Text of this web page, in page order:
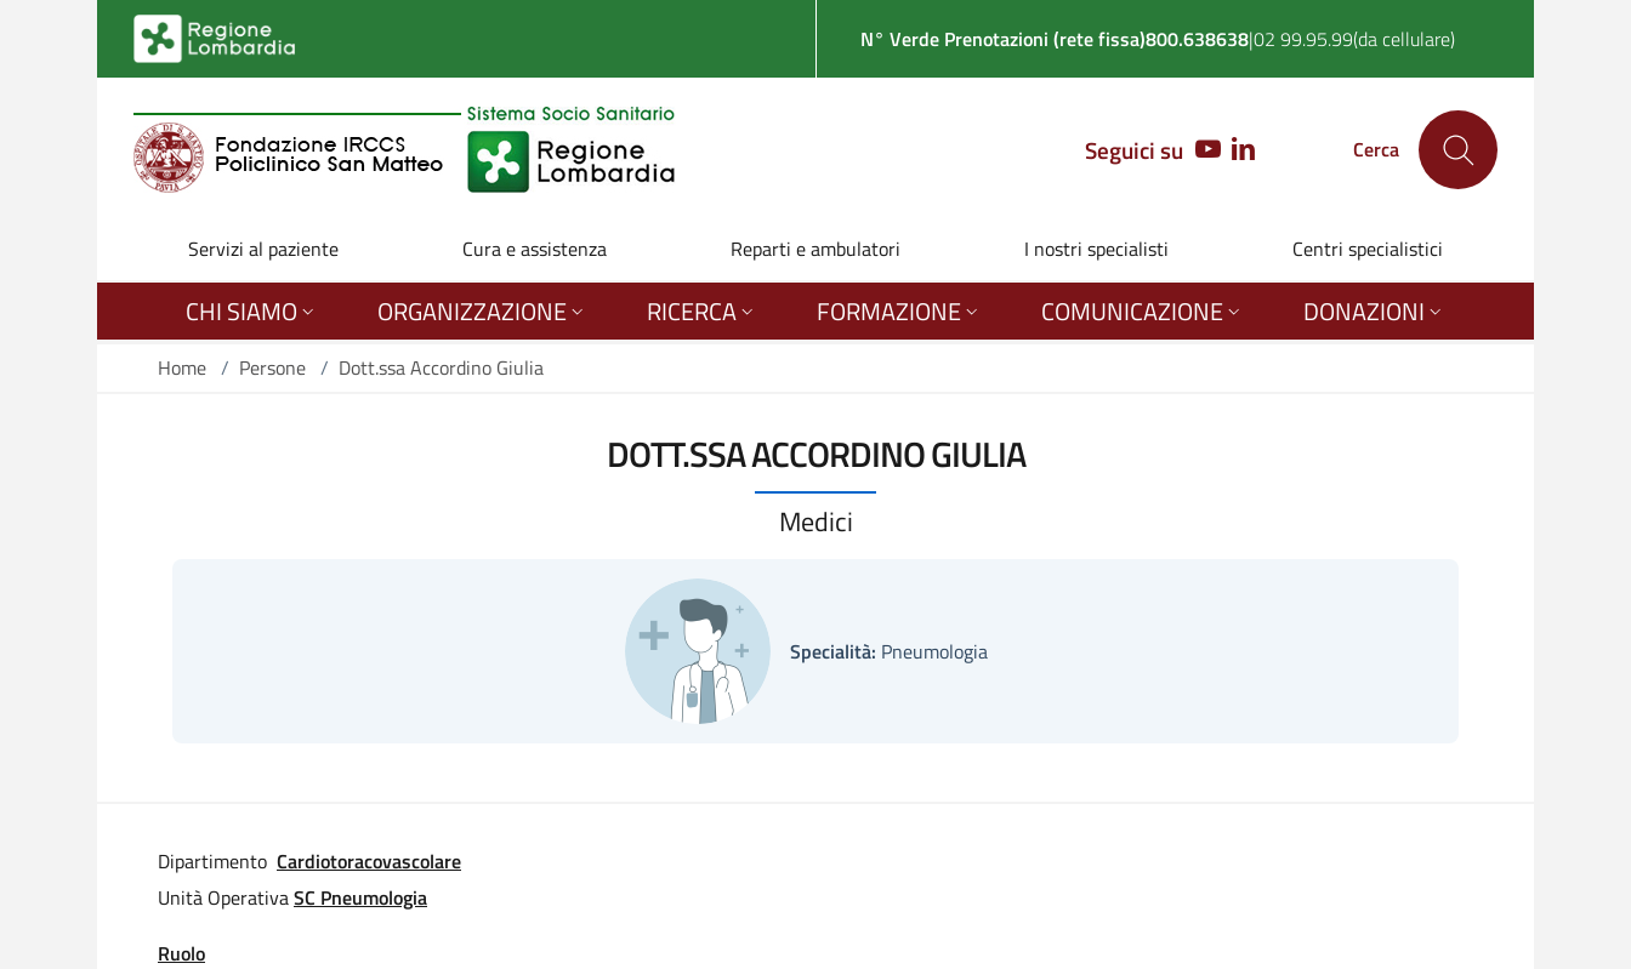
Salta al contenuto principale
N° Verde Prenotazioni (rete fissa)800.638638|02 99.95.99(da cellulare)
Seguici su YOUTUBELINKEDIN Cerca
Servizi al paziente Cura e assistenza Reparti e ambulatori I nostri specialisti Centri specialistici
CHI SIAMO ORGANIZZAZIONE RICERCA FORMAZIONE COMUNICAZIONE DONAZIONI
Home / Persone / Dott.ssa Accordino Giulia
DOTT.SSA ACCORDINO GIULIA
Medici
Specialità: Pneumologia
Dipartimento Cardiotoracovascolare
Unità OperativaSC Pneumologia
Ruolo